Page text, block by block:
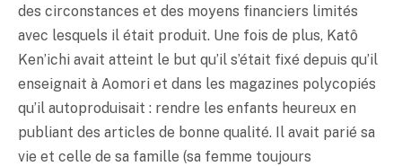
des circonstances et des moyens financiers limités
avec lesquels il était produit. Une fois de plus, Katô
Ken’ichi avait atteint le but qu’il s’était fixé depuis qu’il
enseignait à Aomori et dans les magazines polycopiés
qu’il autoproduisait : rendre les enfants heureux en
publiant des articles de bonne qualité. Il avait parié sa
vie et celle de sa famille (sa femme toujours